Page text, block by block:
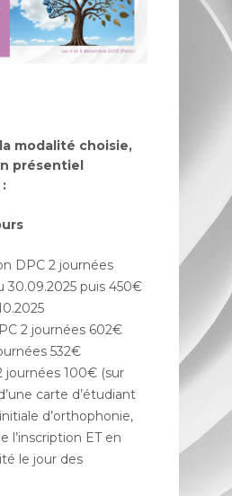
modalité choisie,
présentiel
DPC 2 journées
30.09.2025 puis 450€
2 journées 602€
532€
journées 100€ (sur
carte d’étudiant
d’orthophonie,
l’inscription ET en
le jour des